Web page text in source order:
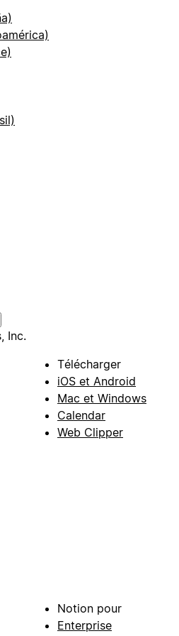
Inc.
Télécharger
iOS et Android
Mac et Windows
Calendar
Web Clipper
Notion pour
Enterprise